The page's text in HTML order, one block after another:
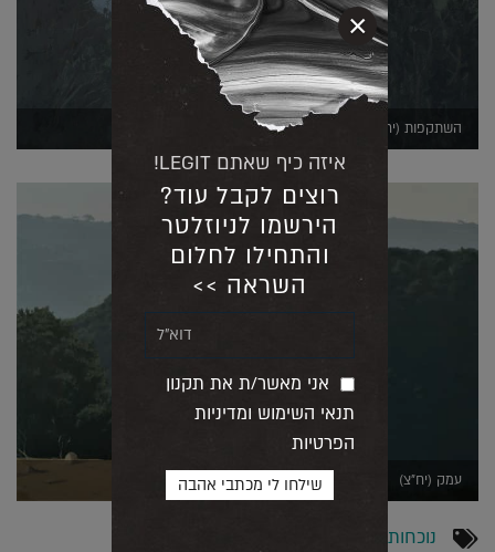
השתקפות (יח"צ)
עמק (יח"צ)
נוכחות חובה
איזה כיף שאתם LEGIT!
רוצים לקבל עוד?
הירשמו לניוזלטר
והתחילו לחלום
השראה >>
אני מאשר/ת את תקנון
תנאי השימוש ומדיניות
הפרטיות
×